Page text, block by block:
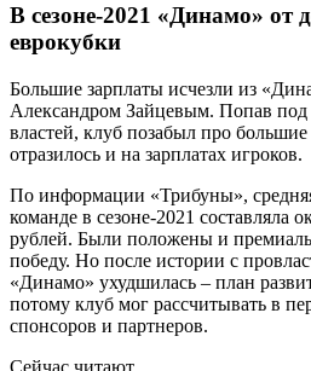
В сезоне-2021 «Динамо» от
еврокубки
Большие зарплаты исчезли из
Александром Зайцевым. Попав под
властей, клуб позабыл про большие
отразилось и на зарплатах игроков.
По информации «Трибуны», средняя
команде в сезоне-2021 составляла
рублей. Были положены и
победу. Но после истории с
«Динамо» ухудшилась – план
потому клуб мог рассчитывать в
спонсоров и партнеров.
Сейчас читают